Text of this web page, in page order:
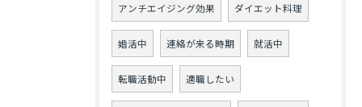
アンチエイジング効果 ダイエット料理
婚活中 連絡が来る時期 就活中
転職活動中 適職したい